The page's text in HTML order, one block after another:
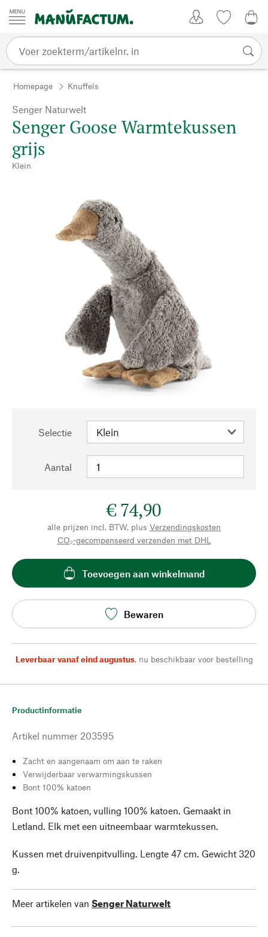
Passer au contenu
Homepage Knuffels
Senger Naturwelt
Senger Goose Warmtekussen
grijs
Klein
Selectie
Aantal
€ 74,90
alle prijzen incl. BTW, plus Verzendingskosten
CO₂-gecompenseerd verzenden met DHL
Toevoegen aan winkelmand
Bewaren
Leverbaar vanaf eind augustus, nu beschikbaar voor bestelling
Productinformatie
Artikel nummer 203595
Zacht en aangenaam om aan te raken
Verwijderbaar verwarmingskussen
Bont 100% katoen
Bont 100% katoen, vulling 100% katoen. Gemaakt in
Letland. Elk met een uitneembaar warmtekussen.
Kussen met druivenpitvulling. Lengte 47 cm. Gewicht 320
g.
Meer artikelen van Senger Naturwelt